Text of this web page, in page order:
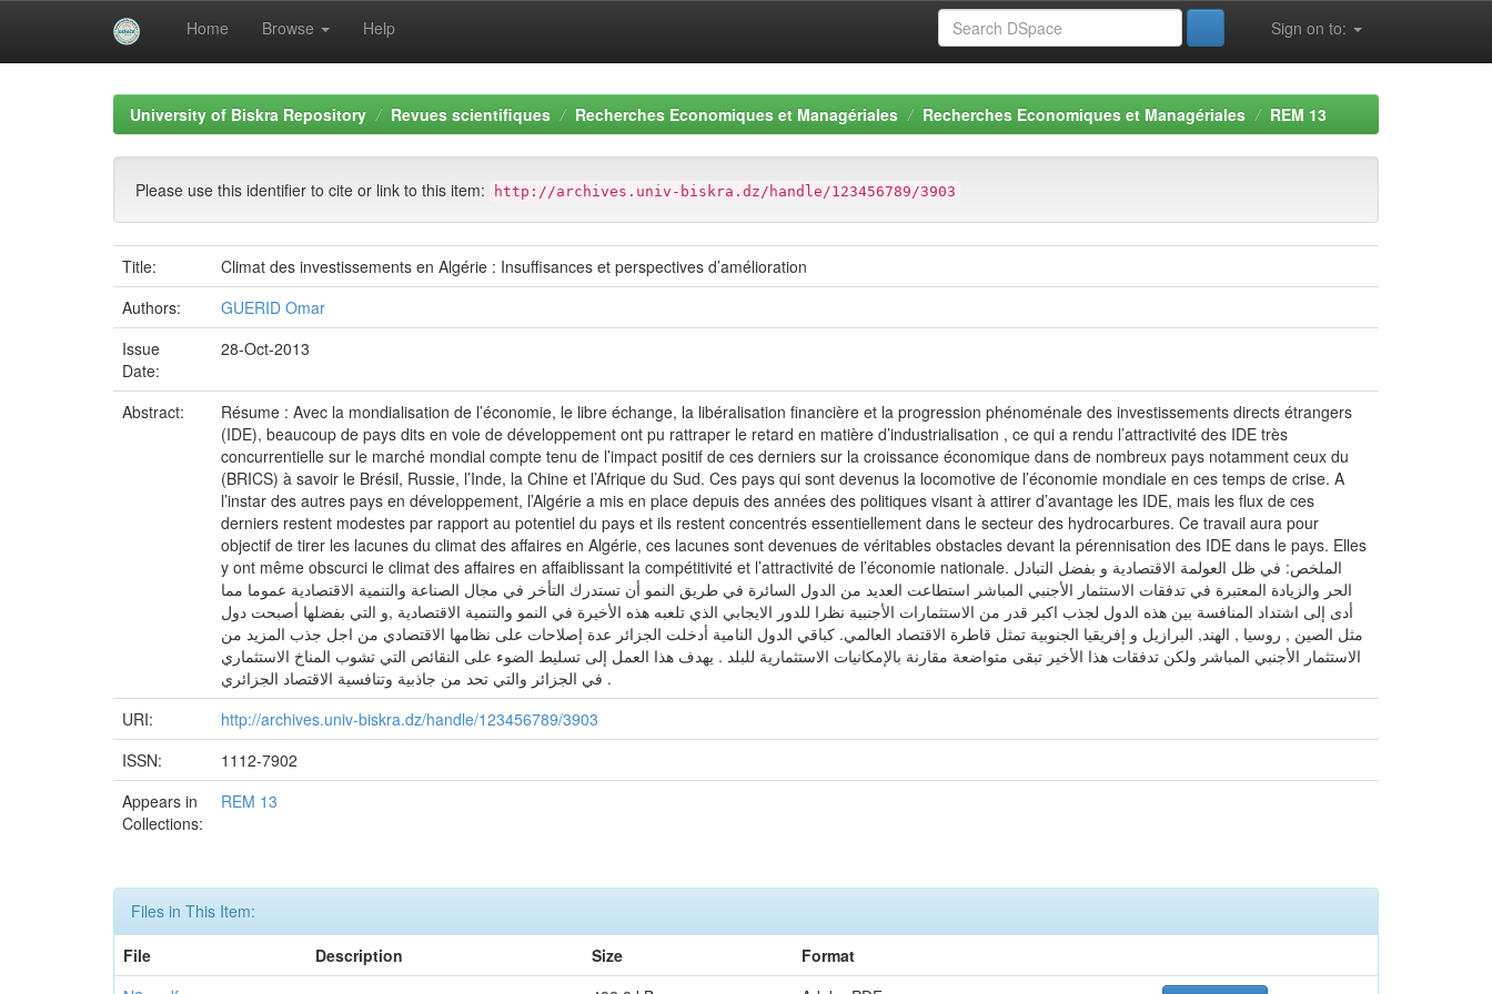
Home Browse Help Sign on to:
University of Biskra Repository Revues scientifiques Recherches Economiques et Managériales Recherches Economiques et Managériales REM 13
Please use this identifier to cite or link to this item: http://archives.univ-biskra.dz/handle/123456789/3903
Title:
Climat des investissements en Algérie : Insuffisances et perspectives d’amélioration
Authors:
GUERID Omar
Issue
Date:
28-Oct-2013
Abstract:
Résume : Avec la mondialisation de l’économie, le libre échange, la libéralisation financière et la progression phénoménale des investissements directs étrangers
(IDE), beaucoup de pays dits en voie de développement ont pu rattraper le retard en matière d’industrialisation , ce qui a rendu l’attractivité des IDE très
concurrentielle sur le marché mondial compte tenu de l’impact positif de ces derniers sur la croissance économique dans de nombreux pays notamment ceux du
(BRICS) à savoir le Brésil, Russie, l’Inde, la Chine et l’Afrique du Sud. Ces pays qui sont devenus la locomotive de l’économie mondiale en ces temps de crise. A
l’instar des autres pays en développement, l’Algérie a mis en place depuis des années des politiques visant à attirer d’avantage les IDE, mais les flux de ces
derniers restent modestes par rapport au potentiel du pays et ils restent concentrés essentiellement dans le secteur des hydrocarbures. Ce travail aura pour
objectif de tirer les lacunes du climat des affaires en Algérie, ces lacunes sont devenues de véritables obstacles devant la pérennisation des IDE dans le pays. Elles
y ont même obscurci le climat des affaires en affaiblissant la compétitivité et l’attractivité de l’économie nationale. الملخص: في ظل العولمة الاقتصادية و بفضل التبادل
الحر والزيادة المعتبرة في تدفقات الاستثمار الأجنبي المباشر استطاعت العديد من الدول السائرة في طريق النمو أن تستدرك التأخر في مجال الصناعة والتنمية الاقتصادية عموما مما
أدى إلى اشتداد المنافسة بين هذه الدول لجذب اكبر قدر من الاستثمارات الأجنبية نظرا للدور الايجابي الذي تلعبه هذه الأخيرة في النمو والتنمية الاقتصادية ,و التي بفضلها أصبحت دول
مثل الصين , روسيا , الهند, البرازيل و إفريقيا الجنوبية تمثل قاطرة الاقتصاد العالمي. كباقي الدول النامية أدخلت الجزائر عدة إصلاحات على نظامها الاقتصادي من اجل جذب المزيد من
الاستثمار الأجنبي المباشر ولكن تدفقات هذا الأخير تبقى متواضعة مقارنة بالإمكانيات الاستثمارية للبلد . يهدف هذا العمل إلى تسليط الضوء على النقائص التي تشوب المناخ الاستثماري
في الجزائر والتي تحد من جاذبية وتنافسية الاقتصاد الجزائري .
URI:
http://archives.univ-biskra.dz/handle/123456789/3903
ISSN:
1112-7902
Appears in
Collections:
REM 13
Files in This Item:
File
Description Size
Format